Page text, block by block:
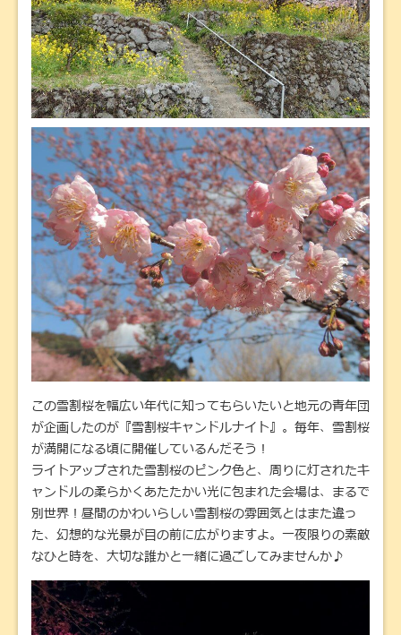
この雪割桜を幅広い年代に知ってもらいたいと地元の青年団
が企画したのが『雪割桜キャンドルナイト』。毎年、雪割桜
が満開になる頃に開催しているんだそう！
ライトアップされた雪割桜のピンク色と、周りに灯されたキ
ャンドルの柔らかくあたたかい光に包まれた会場は、まるで
別世界！昼間のかわいらしい雪割桜の雰囲気とはまた違っ
た、幻想的な光景が目の前に広がりますよ。一夜限りの素敵
なひと時を、大切な誰かと一緒に過ごしてみませんか♪